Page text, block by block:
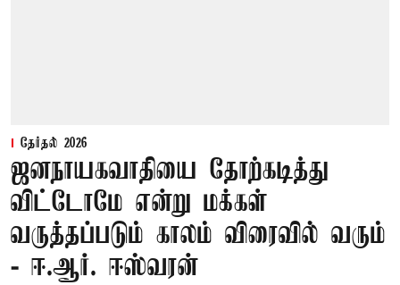
தேர்தல் 2026
ஜனநாயகவாதியை தோற்கடித்து
விட்டோமே என்று மக்கள்
வருத்தப்படும் காலம் விரைவில் வரும்
- ஈ.ஆர். ஈஸ்வரன்